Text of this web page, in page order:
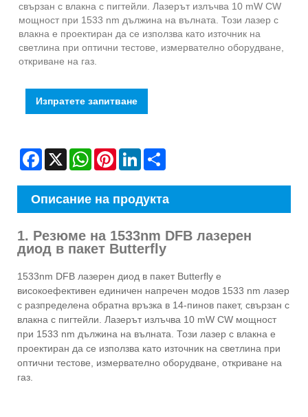
свързан с влакна с пигтейли. Лазерът излъчва 10 mW CW
мощност при 1533 nm дължина на вълната. Този лазер с
влакна е проектиран да се използва като източник на
светлина при оптични тестове, измервателно оборудване,
откриване на газ.
Изпратете запитване
Facebook
X WhatsAppPinterestLinkedIn
Описание на продукта
1. Резюме на 1533nm DFB лазерен
диод в пакет Butterfly
1533nm DFB лазерен диод в пакет Butterfly е
високоефективен единичен напречен модов 1533 nm лазер
с разпределена обратна връзка в 14-пинов пакет, свързан с
влакна с пигтейли. Лазерът излъчва 10 mW CW мощност
при 1533 nm дължина на вълната. Този лазер с влакна е
проектиран да се използва като източник на светлина при
оптични тестове, измервателно оборудване, откриване на
газ.